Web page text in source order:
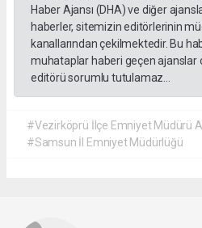
Haber Ajansı (DHA) ve diğer
haberler, sitemizin editörlerinin
kanallarından çekilmektedir. Bu
muhataplar haberi geçen ajanslar
editörü sorumlu tutulamaz...
#Vezirköprü İlçe Emniyet Müdürü
#Samsun İl Emniyet Müdürlüğü